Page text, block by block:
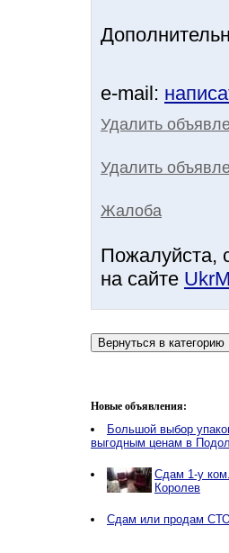
e-mail:
Удалить
Удалить
Жалоба
Пожалуйста,
на сайте
Новые объявления:
Большой выбор
выгодным ценам в
Сдам 1-у
Королев
Сдам или продам